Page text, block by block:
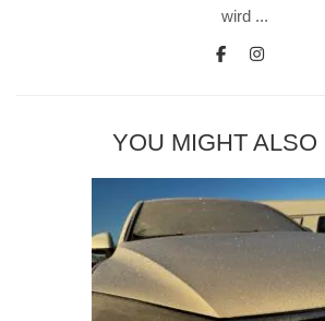
wird ...
YOU MIGHT ALSO